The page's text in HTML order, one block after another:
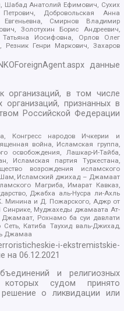
Шабад Анатолий Ефимович, Сухих
Добровольская Анна
Смирнов Владимир
Золотухин Борис Андреевич,
Иосифовна, Орлов Олег
Генри Маркович, Захаров
данные
организаций, в том числе
признанных в
Российской Федерации
Конгресс народов Ичкерии и
война, Исламская группа,
освобождения, Лашкар-И-Тайба,
Исламская партия Туркестана,
возрождения исламского
Исламский джихад – Джамаат
Магриба, Имарат Кавказ,
Джабха аль-Нусра ли-Ахль
Минина и Д. Пожарского, Аджр от
Синрике, Муджахеды джамаата Ат-
Рохнамо ба суи давлати
Сеть, Катиба Таухид валь-Джихад,
Джамаа
i-ekstremistskie-
на06.12.2021
и религиозных
судом принято
о ликвидации или